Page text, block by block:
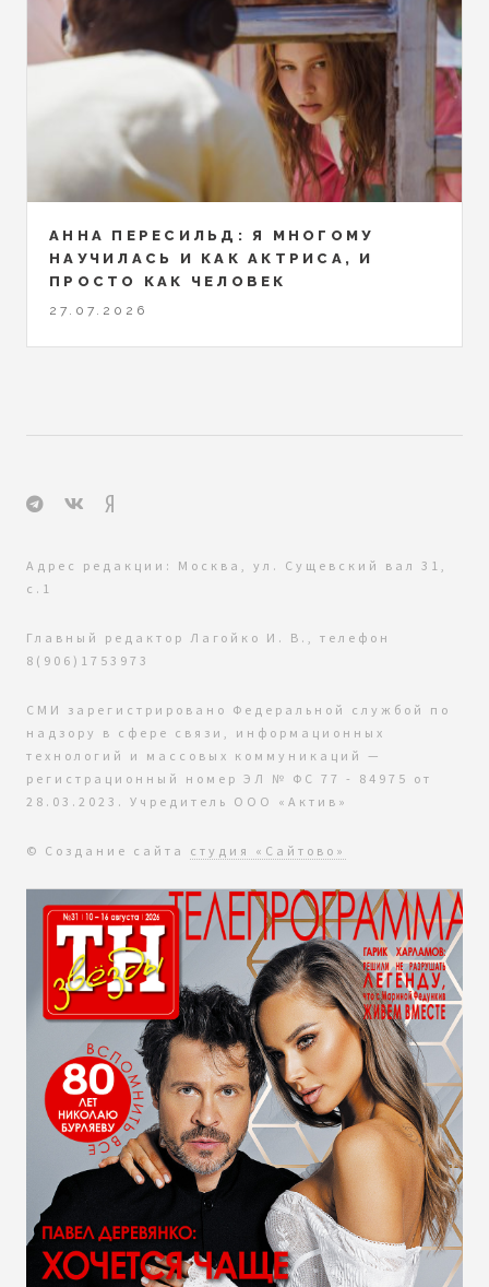
АННА ПЕРЕСИЛЬД: Я МНОГОМУ
НАУЧИЛАСЬ И КАК АКТРИСА, И
ПРОСТО КАК ЧЕЛОВЕК
27.07.2026
Адрес редакции: Москва, ул. Сущевский вал 31,
с.1
Главный редактор Лагойко И. В., телефон
8(906)1753973
СМИ зарегистрировано Федеральной службой по
надзору в сфере связи, информационных
технологий и массовых коммуникаций —
регистрационный номер ЭЛ № ФС 77 - 84975 от
28.03.2023. Учредитель ООО «Актив»
© Создание сайта студия «Сайтово»